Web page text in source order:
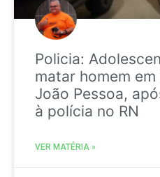
Policia:
matar homem
João Pessoa,
à polícia no RN
VER MATÉRIA »